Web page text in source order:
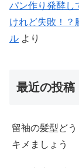
パン作り発酵し
けれど失敗！？
ル より
最近の投稿
留袖の髪型ど
キメましょう